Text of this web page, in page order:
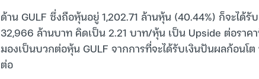
ด้าน GULF ซึ่งถือหุ้นอยู่ 1,202.71 ล้านหุ้น (40.44%) ก็จะได้
32,966 ล้านบาท คิดเป็น 2.21 บาท/หุ้น เป็น Upside ต่อรา
มองเป็นบวกต่อหุ้น GULF จากการที่จะได้รับเงินปันผลก้อนโ
ต่อ